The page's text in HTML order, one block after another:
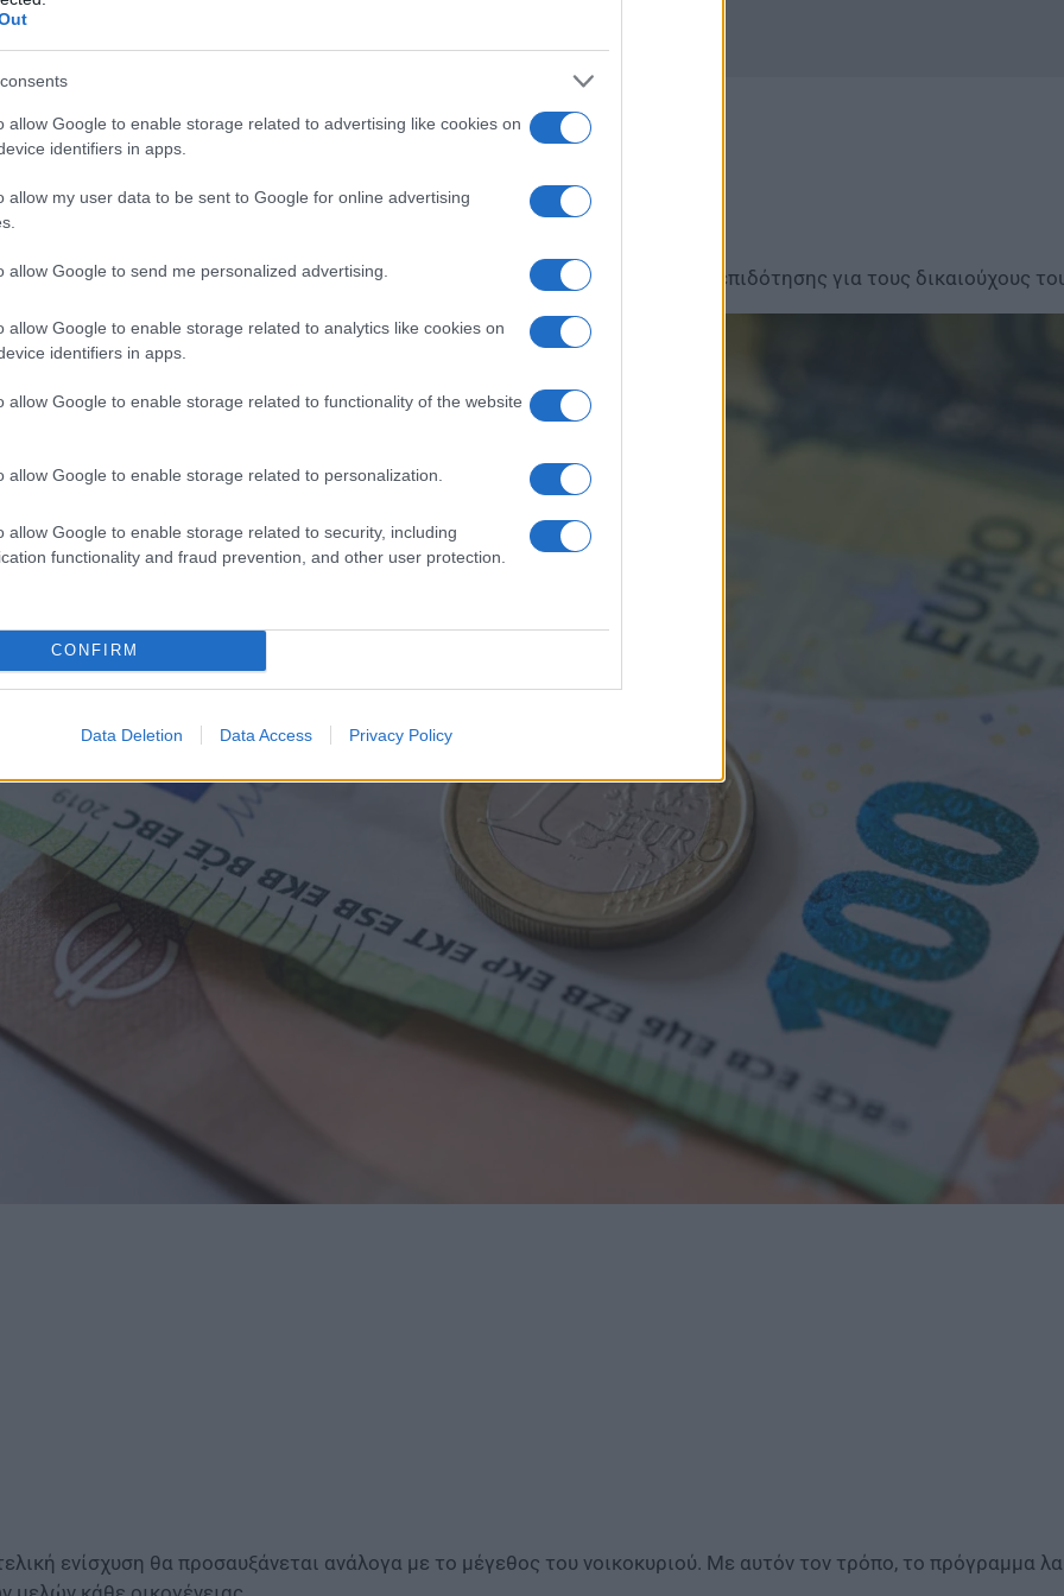
allow Google to enable storage related to advertising like cookies on
identifiers in apps.
allow my user data to be sent to Google for online advertising
allow Google to send me personalized advertising.
allow Google to enable storage related to analytics like cookies on
identifiers in apps.
allow Google to enable storage related to functionality of the website
allow Google to enable storage related to personalization.
allow Google to enable storage related to security, including
functionality and fraud prevention, and other user protection.
CONFIRM
Data Deletion Data Access Privacy Policy
βασικό ποσό της επιδότησης
επίδομα ξεκινά από τα 40 ευρώ. Το ποσό αυτό αποτελεί τη βάση της επιδότησης για τους δικαιούχους
ενίσχυση θα προσαυξάνεται ανάλογα με το μέγεθος του νοικοκυριού. Με αυτόν τον τρόπο, το πρόγραμμα